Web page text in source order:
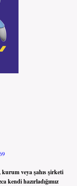
veya şahıs şirketi
kendi hazırladığımız